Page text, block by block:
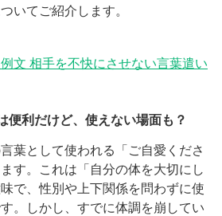
いてご紹介します。
文 相手を不快にさせない言葉遣い
便利だけど、使えない場面も？
葉として使われる「ご自愛くださ
す。これは「自分の体を大切にし
で、性別や上下関係を問わずに使
。しかし、すでに体調を崩してい